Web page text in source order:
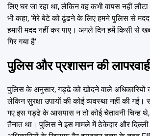
लिए घर जा रहा था, लेकिन वह कभी वापस नहीं
भी कहा, ‘मेरे बेटे को ढूंढने के लिए हमने पुलिस से मदद
हमारी मदद नहीं कर पाए। अगले दिन हमें किसी से
गिर गया है’
पुलिस और प्रशासन की
पुलिस के अनुसार, गड्ढे को खोदने वाले अधिकारियों
लेकिन सुरक्षा उपायों की कोई व्यवस्था नहीं की
गए इस गड्ढे के आसपास न तो कोई चेतावनी चिन्ह थे, न
तैनात था। पुलिस ने इस मामले में ठेकेदार और